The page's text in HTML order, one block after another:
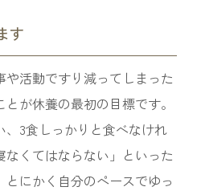
す
や活動ですり減ってしまった
が休養の最初の目標です。
、3食しっかりと食べなけれ
なくてはならない」といった
にかく自分のペースでゆっ